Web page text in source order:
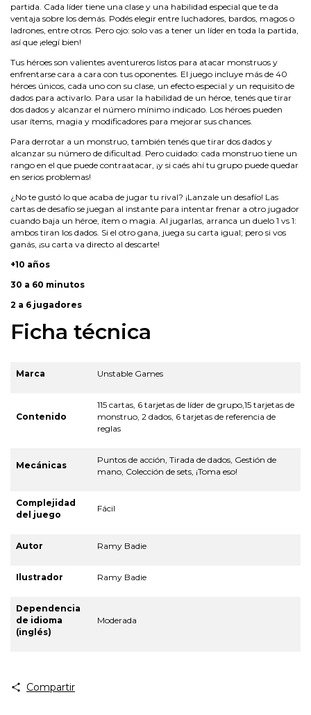
partida. Cada líder tiene una clase y una habilidad especial que te da
ventaja sobre los demás. Podés elegir entre luchadores, bardos, magos o
ladrones, entre otros. Pero ojo: solo vas a tener un líder en toda la partida,
así que ¡elegí bien!
Tus héroes son valientes aventureros listos para atacar monstruos y
enfrentarse cara a cara con tus oponentes. El juego incluye más de 40
héroes únicos, cada uno con su clase, un efecto especial y un requisito de
dados para activarlo. Para usar la habilidad de un héroe, tenés que tirar
dos dados y alcanzar el número mínimo indicado. Los héroes pueden
usar ítems, magia y modificadores para mejorar sus chances.
Para derrotar a un monstruo, también tenés que tirar dos dados y
alcanzar su número de dificultad. Pero cuidado: cada monstruo tiene un
rango en el que puede contraatacar, ¡y si caés ahí tu grupo puede quedar
en serios problemas!
¿No te gustó lo que acaba de jugar tu rival? ¡Lanzale un desafío! Las
cartas de desafío se juegan al instante para intentar frenar a otro jugador
cuando baja un héroe, ítem o magia. Al jugarlas, arranca un duelo 1 vs 1:
ambos tiran los dados. Si el otro gana, juega su carta igual; pero si vos
ganás, ¡su carta va directo al descarte!
+10 años
30 a 60 minutos
2 a 6 jugadores
Ficha técnica
Marca Unstable Games
Contenido
115 cartas, 6 tarjetas de líder de grupo,15 tarjetas de
monstruo, 2 dados, 6 tarjetas de referencia de
reglas
Mecánicas
Puntos de acción, Tirada de dados, Gestión de
mano, Colección de sets, ¡Toma eso!
Complejidad
del juego
Fácil
Autor Ramy Badie
Ilustrador Ramy Badie
Dependencia
de idioma
(inglés)
Moderada
Compartir